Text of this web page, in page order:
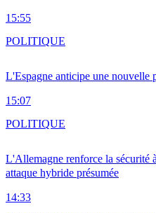
15:55
L'Espagne anticipe une nouvelle
15:07
POLITIQUE
L'Allemagne renforce la sécurité
attaque hybride présumée
14:33
POLITIQUE